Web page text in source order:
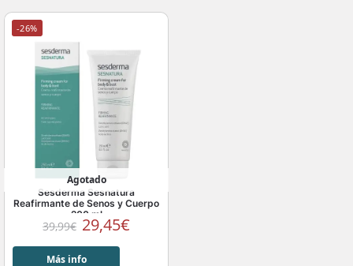
-26%
Agotado
Sesderma Sesnatura
Reafirmante de Senos y Cuerpo
200 ml
39,99€ 29,45€
Más info